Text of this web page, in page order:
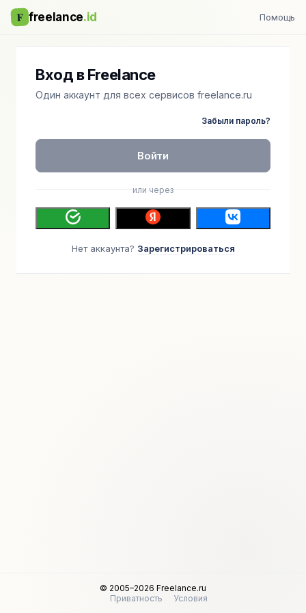
F freelance.id Помощь
Вход в Freelance
Один аккаунт для всех сервисов freelance.ru
Забыли пароль?
Войти
или через
Нет аккаунта? Зарегистрироваться
© 2005–2026 Freelance.ru
Приватность
Условия